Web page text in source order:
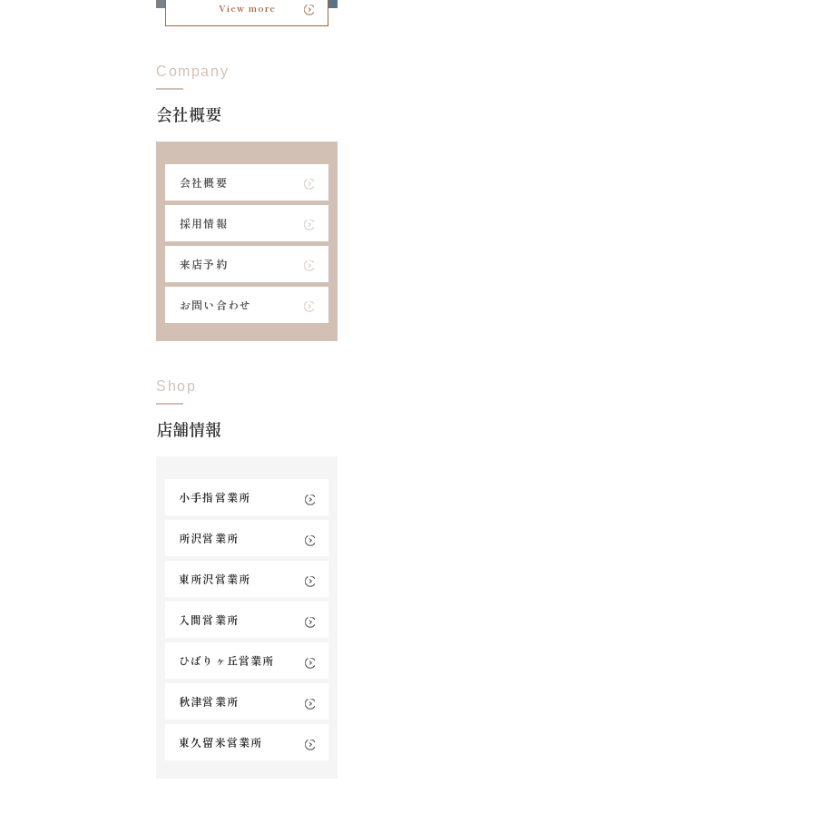
View more
Company
会社概要
会社概要
採用情報
来店予約
お問い合わせ
Shop
店舗情報
小手指営業所
所沢営業所
東所沢営業所
入間営業所
ひばりヶ丘営業所
秋津営業所
東久留米営業所